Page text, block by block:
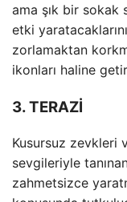
ama şık bir sokak
etki
zorlamaktan
ikonları haline
3. TERAZİ
Kusursuz zevkleri
sevgileriyle
zahmetsizce